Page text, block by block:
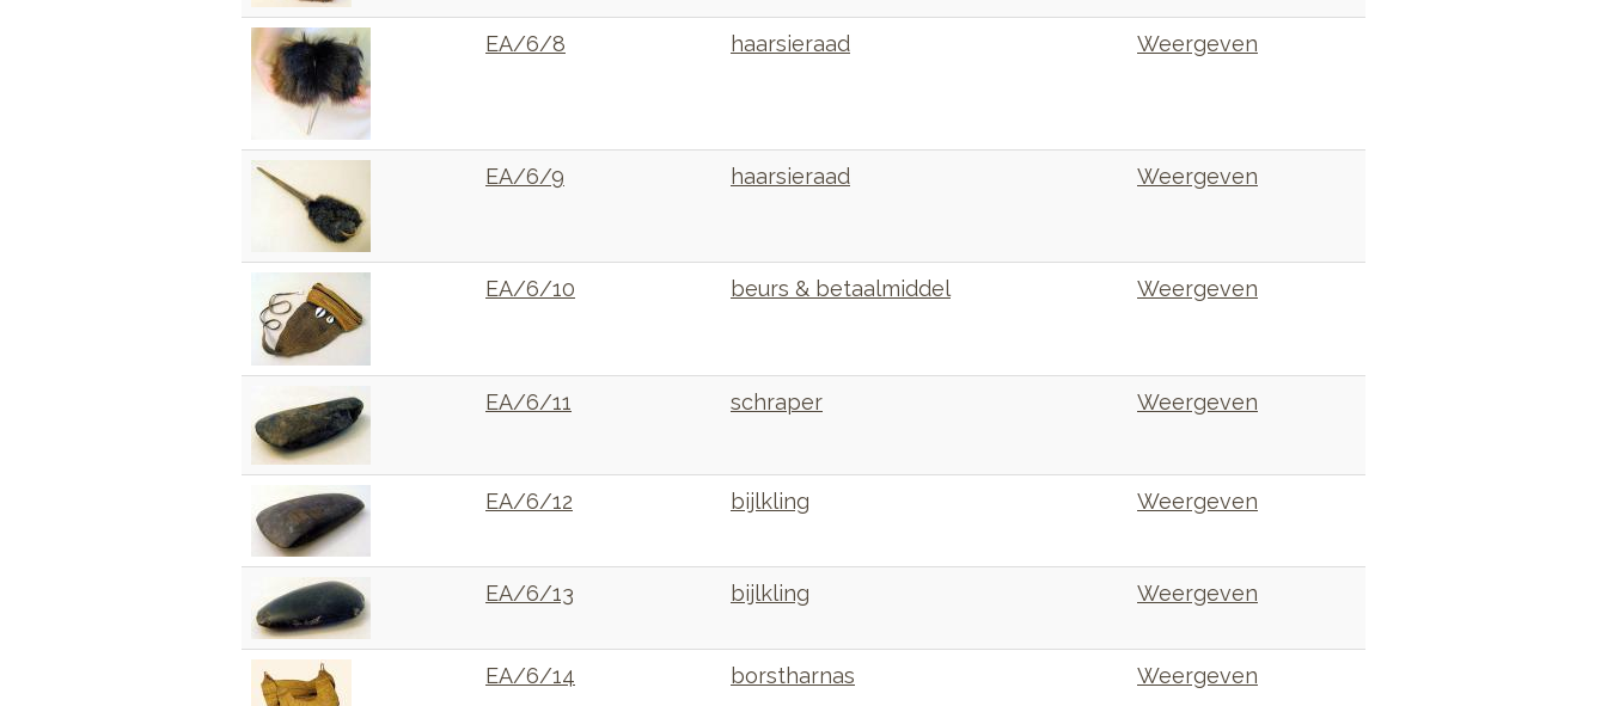
EA/6/8 haarsieraad Weergeven
EA/6/9 haarsieraad Weergeven
EA/6/10 beurs & betaalmiddel Weergeven
EA/6/11 schraper Weergeven
EA/6/12 bijlkling Weergeven
EA/6/13 bijlkling Weergeven
EA/6/14 borstharnas Weergeven